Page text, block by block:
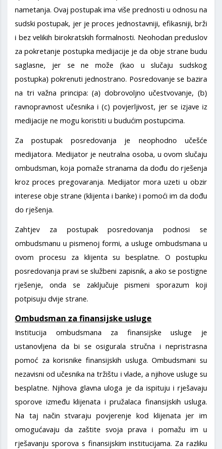
nametanja. Ovaj postupak ima više prednosti u odnosu na
sudski postupak, jer je proces jednostavniji, efikasniji, brži
i bez velikih birokratskih formalnosti. Neohodan preduslov
za pokretanje postupka medijacije je da obje strane budu
saglasne, jer se ne može (kao u slučaju sudskog
postupka) pokrenuti jednostrano. Posredovanje se bazira
na tri važna principa: (a) dobrovoljno učestvovanje, (b)
ravnopravnost učesnika i (c) povjerljivost, jer se izjave iz
medijacije ne mogu koristiti u budućim postupcima.
Za postupak posredovanja je neophodno učešće
medijatora. Medijator je neutralna osoba, u ovom slučaju
ombudsman, koja pomaže stranama da dođu do rješenja
kroz proces pregovaranja. Medijator mora uzeti u obzir
interese obje strane (klijenta i banke) i pomoći im da dođu
do rješenja.
Zahtjev za postupak posredovanja podnosi se
ombudsmanu u pismenoj formi, a usluge ombudsmana u
ovom procesu za klijenta su besplatne. O postupku
posredovanja pravi se službeni zapisnik, a ako se postigne
rješenje, onda se zaključuje pismeni sporazum koji
potpisuju dvije strane.
Ombudsman za finansijske usluge
Institucija ombudsmana za finansijske usluge je
ustanovljena da bi se osigurala stručna i nepristrasna
pomoć za korisnike finansijskih usluga. Ombudsmani su
nezavisni od učesnika na tržištu i vlade, a njihove usluge su
besplatne. Njihova glavna uloga je da ispituju i rješavaju
sporove između klijenata i pružalaca finansijskih usluga.
Na taj način stvaraju povjerenje kod klijenata jer im
omogućavaju da zaštite svoja prava i pomažu im u
rješavanju sporova s finansijskim institucijama. Za razliku